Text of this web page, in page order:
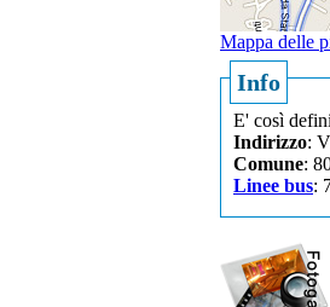
Mappa delle
Info
E' così
Indirizzo:
Comune:
Linee bus: